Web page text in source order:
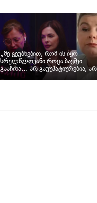
„მე გეუბნებით, რომ ის იყო
სრულწლოვანი როცა ბავშვი
გააჩინა… არ გაუუპატიურებია, არ
უძალადია და მსგავსი რამ არ